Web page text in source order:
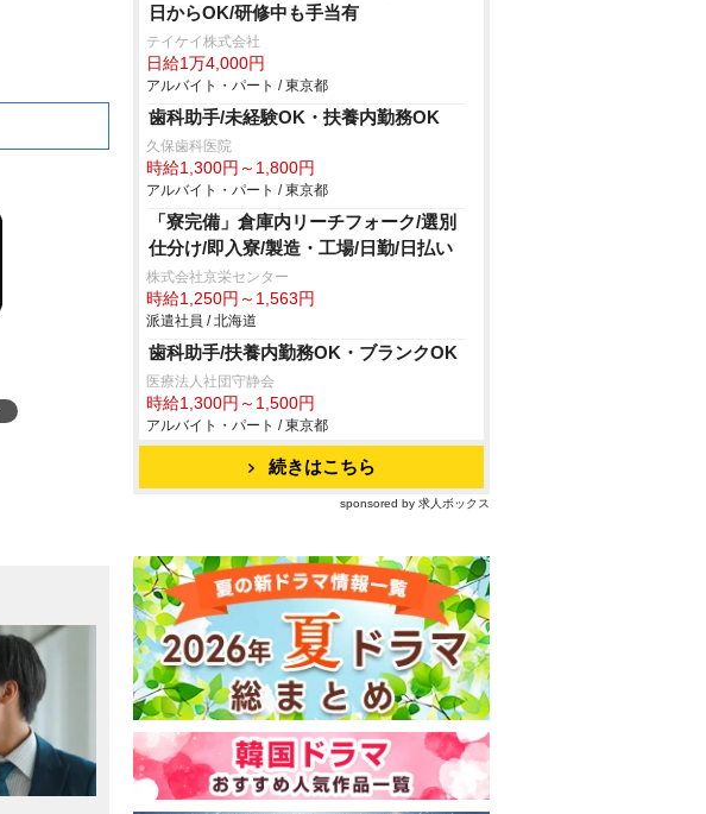
日からOK/研修中も手当有
テイケイ株式会社
日給1万4,000円
アルバイト・パート / 東京都
歯科助手/未経験OK・扶養内勤務OK
久保歯科医院
時給1,300円～1,800円
アルバイト・パート / 東京都
「寮完備」倉庫内リーチフォーク/選別
仕分け/即入寮/製造・工場/日勤/日払い
株式会社京栄センター
時給1,250円～1,563円
派遣社員 / 北海道
歯科助手/扶養内勤務OK・ブランクOK
医療法人社団守静会
時給1,300円～1,500円
アルバイト・パート / 東京都
続きはこちら
sponsored by 求人ボックス